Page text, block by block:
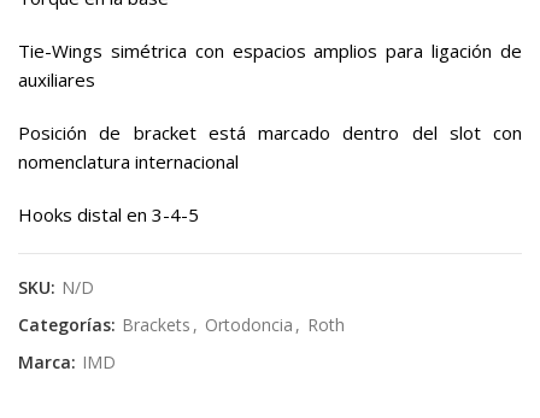
Tie-Wings simétrica con espacios amplios para ligación de
auxiliares
Posición de bracket está marcado dentro del slot con
nomenclatura internacional
Hooks distal en 3-4-5
SKU: N/D
Categorías: Brackets , Ortodoncia , Roth
Marca: IMD